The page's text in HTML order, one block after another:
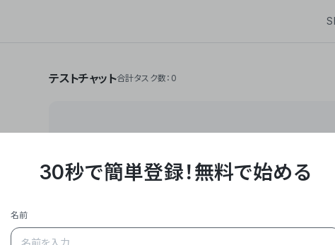
テストチャット合計タスク数：0
**Yoom株式会社は、ビジネスオートメーションSaaS
API・RPA・OCRなどの技術をノーコードで組み合わ
作業やデスクワークを自動化するサービスを提供し
- **主力プロダクト「Yoom」**: SaaS連携データベ
30秒で簡単登録！無料で始める
名前